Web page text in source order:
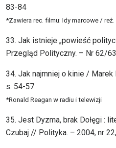
83-84
*Zawiera rec. filmu: Idy marcowe / reż.
33. Jak istnieje „powieść
Przegląd Polityczny. – Nr 62/
34. Jak najmniej o kinie /
s. 54-57
*Ronald Reagan w radiu i telewizji
35. Jest Dyzma, brak Dołęgi :
Czubaj // Polityka. – 2004, nr